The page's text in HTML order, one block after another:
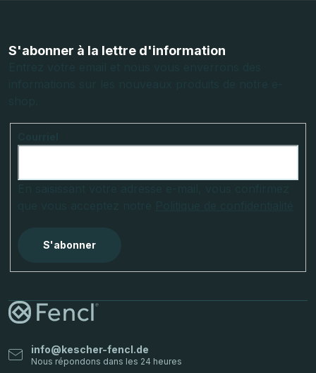
S'abonner à la lettre d'information
S'abonner
info@kescher-fencl.de